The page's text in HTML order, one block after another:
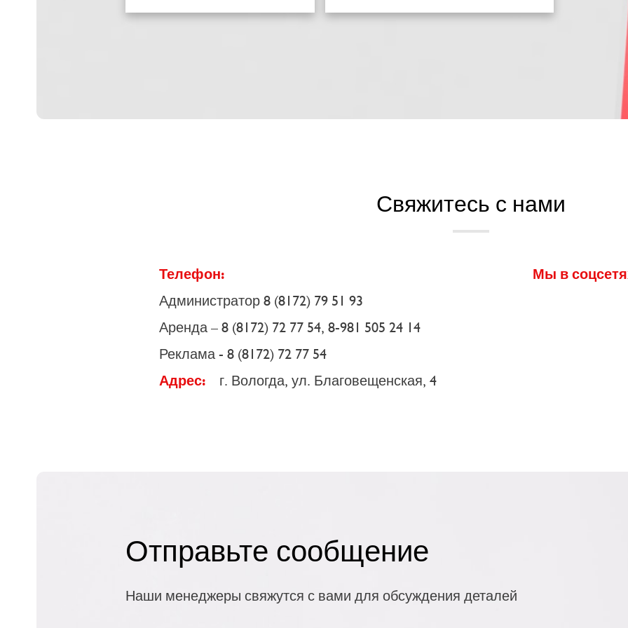
Свяжитесь с нами
Телефон:
Администратор 8 (8172) 79 51 93
Аренда – 8 (8172) 72 77 54, 8-981 505 24 14
Реклама - 8 (8172) 72 77 54
Адрес:
г. Вологда, ул. Благовещенская, 4
Мы в
Отправьте сообщение
Наши менеджеры свяжутся с вами для обсуждения деталей